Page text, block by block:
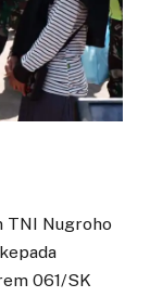
TNI Nugroho
061/SK